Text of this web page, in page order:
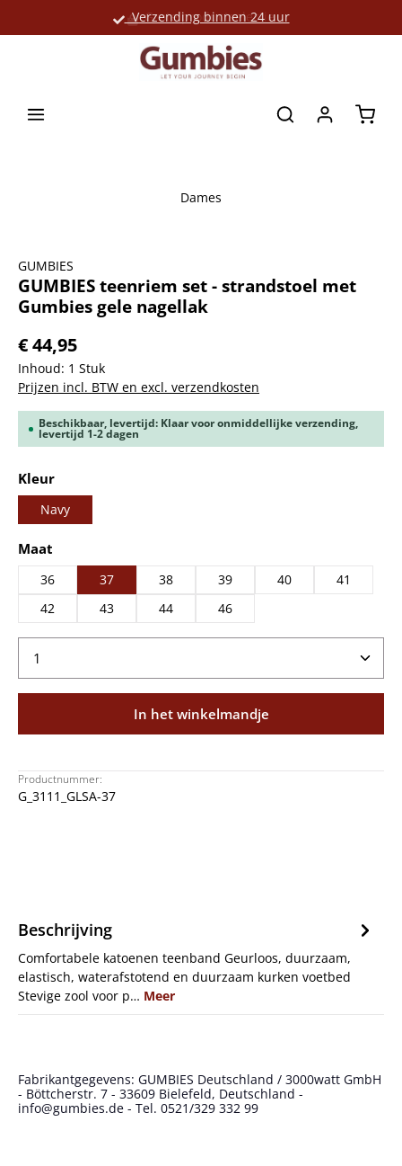
Verzending binnen 24 uur
Grote productselectie
Dames
GUMBIES
GUMBIES teenriem set - strandstoel met
Gumbies gele nagellak
€ 44,95
Inhoud: 1 Stuk
Prijzen incl. BTW en excl. verzendkosten
Beschikbaar, levertijd: Klaar voor onmiddellijke verzending,
levertijd 1-2 dagen
Selecteer
Kleur
Navy
Selecteer
Maat
36 37 38 39 40
41
42
43 44 46
Producthoeveelheid: Voer de gewenste
In het winkelmandje
Productnummer:
G_3111_GLSA-37
Beschrijving
Comfortabele katoenen teenband Geurloos, duurzaam,
elastisch, waterafstotend en duurzaam kurken voetbed
Stevige zool voor p… Meer
Fabrikantgegevens: GUMBIES Deutschland / 3000watt GmbH
- Böttcherstr. 7 - 33609 Bielefeld, Deutschland -
info@gumbies.de - Tel. 0521/329 332 99